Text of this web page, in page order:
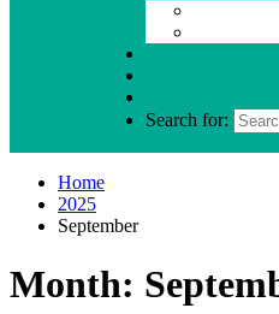
Search for:
Home
2025
September
Month: